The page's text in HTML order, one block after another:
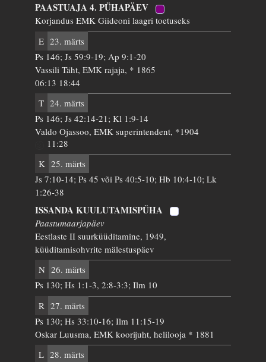
PAASTUAJA 4. PÜHAPÄEV
Korjandus EMK Giideoni laagri toetuseks
E 23. märts
Ps 146; Js 59:9-19; Ap 9:1-20
Vassili Täht, EMK rajaja, * 1865
06:13 18:44
T 24. märts
Ps 146; Js 42:14-21; Kl 1:9-14
Valdo Ojassoo, EMK superintendent, *1904
11:28
K 25. märts
Js 7:10-14; Ps 45 või Ps 40:5-10; Hb 10:4-10; Lk
1:26-38
ISSANDA KUULUTAMISPÜHA
Paastumaarjapäev
Eestlaste II suurküüditamine, 1949,
küüditamisohvrite mälestuspäev
N 26. märts
Ps 130; Hs 1:1-3, 2:8-3:3; Ilm 10
R 27. märts
Ps 130; Hs 33:10-16; Ilm 11:15-19
Oskar Luusma, EMK koorijuht, helilooja * 1881
L 28. märts